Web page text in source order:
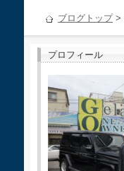
ブログトップ>
プロフィール